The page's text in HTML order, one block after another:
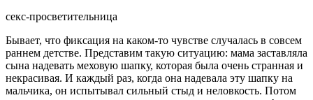
секс-просветительница
Бывает, что фиксация на каком-то чувстве случалась в совсем
раннем детстве. Представим такую ситуацию: мама заставляла
сына надевать меховую шапку, которая была очень странная и
некрасивая. И каждый раз, когда она надевала эту шапку на
мальчика, он испытывал сильный стыд и неловкость. Потом